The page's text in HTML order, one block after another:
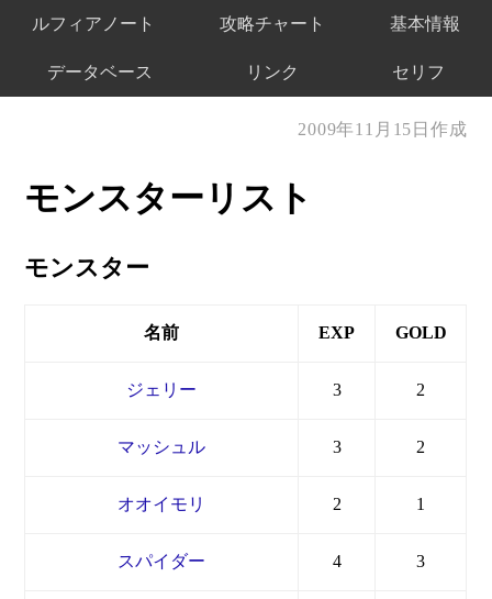
ルフィアノート 攻略チャート 基本情報
データベース リンク セリフ
2009年11月15日作成
モンスターリスト
モンスター
名前 EXP GOLD
ジェリー 3 2
マッシュル 3 2
オオイモリ 2 1
スパイダー 4 3